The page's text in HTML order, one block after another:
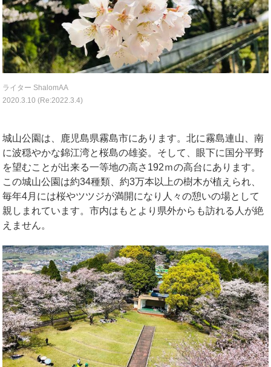
ライター ShalomAA
2020.3.10 (Re:2022.3.4)
城山公園は、鹿児島県霧島市にあります。北に霧島連山、南
に波穏やかな錦江湾と桜島の雄姿。そして、眼下に国分平野
を望むことが出来る一等地の高さ192ｍの高台にあります。
この城山公園は約34種類、約3万本以上の樹木が植えられ、
毎年4月には桜やツツジが満開になり人々の憩いの場として
親しまれています。市内はもとより県外からも訪れる人が絶
えません。